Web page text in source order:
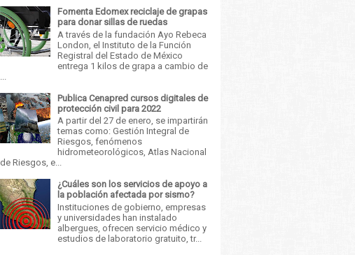
Fomenta Edomex reciclaje de grapas
para donar sillas de ruedas
A través de la fundación Ayo Rebeca
London, el Instituto de la Función
Registral del Estado de México
entrega 1 kilos de grapa a cambio de
Publica Cenapred cursos digitales de
protección civil para 2022
A partir del 27 de enero, se impartirán
temas como: Gestión Integral de
Riesgos, fenómenos
hidrometeorológicos, Atlas Nacional
de Riesgos, e...
¿Cuáles son los servicios de apoyo a
la población afectada por sismo?
Instituciones de gobierno, empresas
y universidades han instalado
albergues, ofrecen servicio médico y
estudios de laboratorio gratuito, tr...